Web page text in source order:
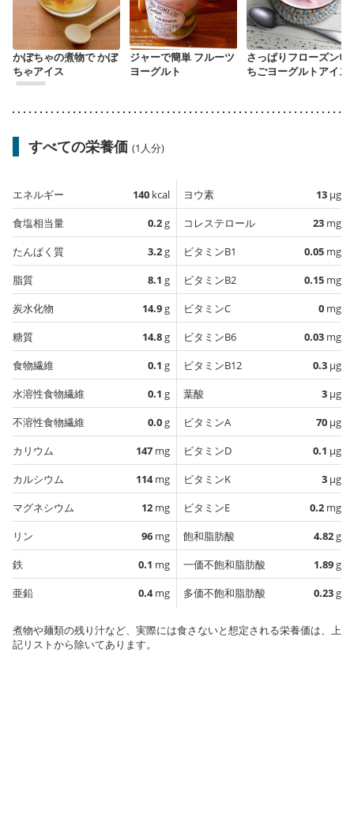
かぼちゃの煮物で かぼ
ちゃアイス
ジャーで簡単 フルーツ
ヨーグルト
さっぱりフローズンい
ちごヨーグルトアイス
すべての栄養価 (1人分)
エネルギー 140 kcal
食塩相当量
0.2g
たんぱく質
3.2g
脂質
8.1 g
炭水化物
14.9g
糖質
14.8g
食物繊維
0.1 g
水溶性食物繊維
0.1 g
不溶性食物繊維
0.0g
カリウム
147 mg
カルシウム
114mg
マグネシウム
12 mg
リン
96 mg
鉄
0.1 mg
亜鉛
0.4mg
ヨウ素 13 µg
コレステロール
23 mg
ビタミンB1
0.05 mg
ビタミンB2
0.15 mg
ビタミンC
0 mg
ビタミンB6
0.03 mg
ビタミンB12
0.3 µg
葉酸
3 µg
ビタミンA
70 µg
ビタミンD
0.1 µg
ビタミンK
3 µg
ビタミンE
0.2 mg
飽和脂肪酸
4.82g
一価不飽和脂肪酸
1.89g
多価不飽和脂肪酸
0.23g
煮物や麺類の残り汁など、実際には食さないと想定される栄養価は、上
記リストから除いてあります。